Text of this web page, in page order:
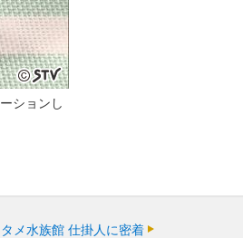
ションし
メ水族館 仕掛人に密着